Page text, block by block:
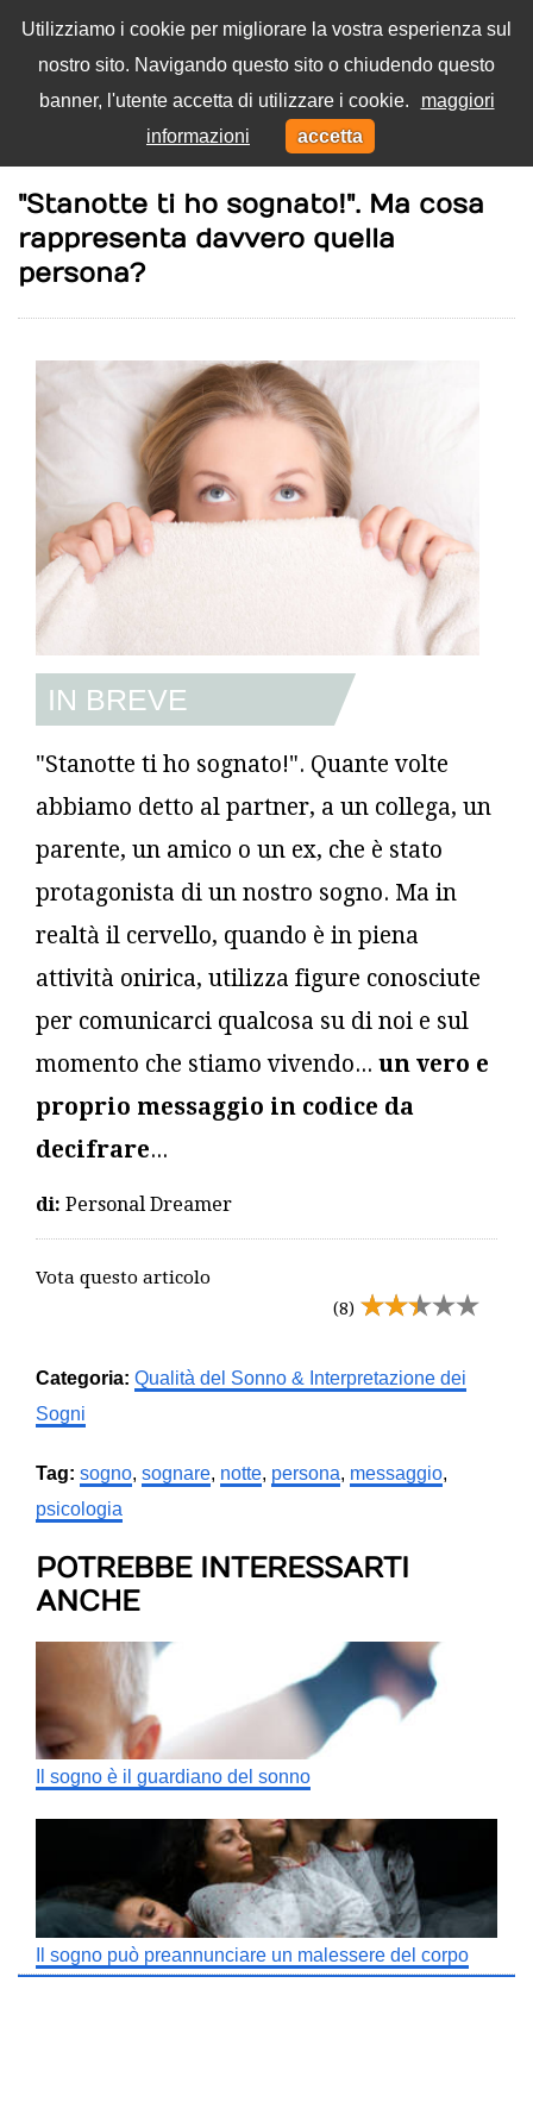
Utilizziamo i cookie per migliorare la vostra esperienza sul
nostro sito. Navigando questo sito o chiudendo questo
banner, l'utente accetta di utilizzare i cookie.
maggiori
informazioni
accetta
Menu
"Stanotte ti ho sognato!". Ma cosa
rappresenta davvero quella
persona?
IN BREVE
"Stanotte ti ho sognato!". Quante volte
abbiamo detto al partner, a un collega, un
parente, un amico o un ex, che è stato
protagonista di un nostro sogno. Ma in
realtà il cervello, quando è in piena
attività onirica, utilizza figure conosciute
per comunicarci qualcosa su di noi e sul
momento che stiamo vivendo... un vero e
proprio messaggio in codice da
decifrare...
di: Personal Dreamer
Vota questo articolo
(8)
Categoria: Qualità del Sonno & Interpretazione dei
Sogni
Tag: sogno, sognare, notte, persona, messaggio,
psicologia
POTREBBE INTERESSARTI
ANCHE
Il sogno è il guardiano del sonno
Il sogno può preannunciare un malessere del corpo